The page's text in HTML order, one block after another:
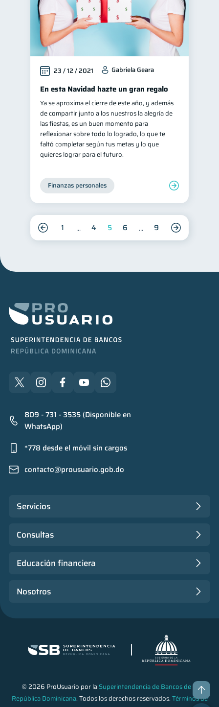
23 / 12 / 2021 Gabriela Geara
En esta Navidad hazte un gran regalo
Ya se aproxima el cierre de este año, y además
de compartir junto a los nuestros la alegría de
las fiestas, es un buen momento para
reflexionar sobre todo lo logrado, lo que te
faltó completar según tus metas y lo que
quieres lograr para el futuro.
Finanzas personales
1 4 5 6 9
© 2026 ProUsuario por laSuperintendencia de Bancos de la
República Dominicana. Todos los derechos reservados.Términos de
809 - 731 - 3535 (Disponible en
WhatsApp)
*778 desde el móvil sin cargos
contacto@prousuario.gob.do
Servicios
Consultas
Educación financiera
Nosotros